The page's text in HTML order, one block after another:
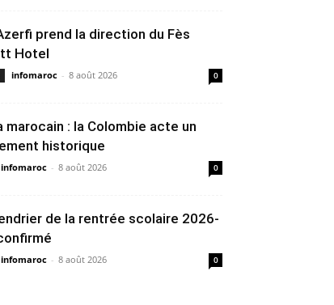
prend la direction du Fès
Hotel
infomaroc - 8 août 2026 0
marocain : la Colombie acte un
historique
infomaroc - 8 août 2026 0
de la rentrée scolaire 2026-
infomaroc - 8 août 2026 0